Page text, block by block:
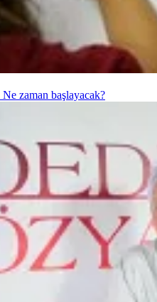
zaman başlayacak?